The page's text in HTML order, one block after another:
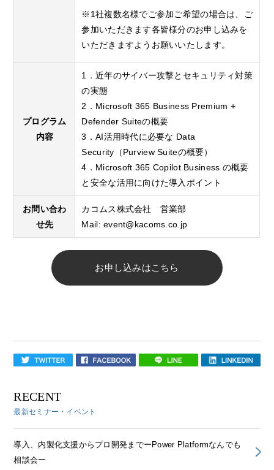
※1社複数名様でご参加ご希望の場合は、ご
参加いただきます各皆様分のお申し込みを
いただきますようお願いいたします。
プログラム
内容
1．近年のサイバー攻撃とセキュリティ対策
の実態
2．Microsoft 365 Business Premium +
Defender Suiteの概要
3．AI活用時代に必要な Data
Security（Purview Suiteの概要）
4．Microsoft 365 Copilot Business の概要
と安全な活用に向けた導入ポイント
お問い合わ
せ先
カコムス株式会社 営業部
Mail:event@kacoms.co.jp
お申し込みはこちら
RECENT
最新セミナー・イベント
導入、内製化支援からプロ開発までーPower Platformなんでも
相談会ー